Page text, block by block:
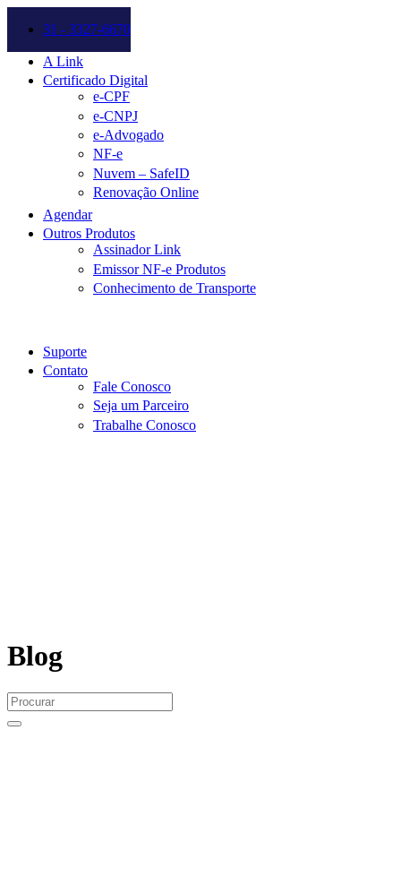
31 - 3327-6670
A Link
Certificado Digital
e-CPF
e-CNPJ
e-Advogado
NF-e
Nuvem – SafeID
Renovação Online
Agendar
Outros Produtos
Assinador Link
Emissor NF-e Produtos
Conhecimento de Transporte
Suporte
Contato
Fale Conosco
Seja um Parceiro
Trabalhe Conosco
Blog